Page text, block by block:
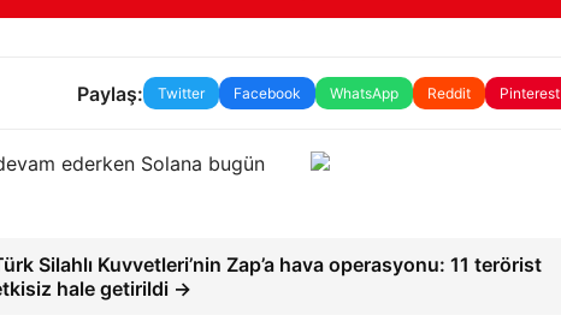
Paylaş: Twitter Facebook WhatsApp Reddit Pinterest
ederken Solana bugün
Silahlı Kuvvetleri’nin Zap’a hava operasyonu: 11 terörist
hale getirildi →